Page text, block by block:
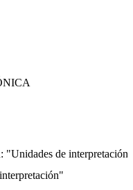
de interpretación"